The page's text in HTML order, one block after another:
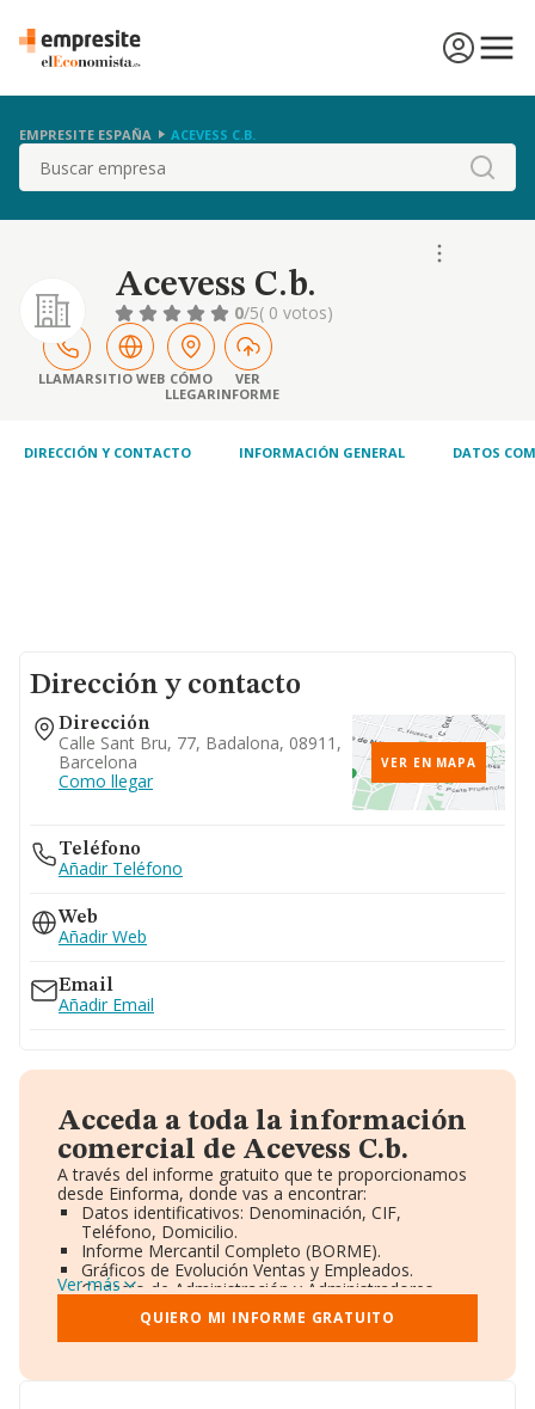
EMPRESITE ESPAÑA ACEVESS C.B.
Buscar
Acevess C.b.
0/5( 0 votos)
LLAMARSITIO WEB CÓMO
LLEGAR
VER
INFORME
DIRECCIÓN Y CONTACTO INFORMACIÓN GENERAL DATOS
Dirección y contacto
Dirección
Calle Sant Bru, 77, Badalona, 08911,
Barcelona
Como llegar
VER EN MAPA
Teléfono
Añadir Teléfono
Web
Añadir Web
Email
Añadir Email
Acceda a toda la información
comercial de Acevess C.b.
A través del informe gratuito que te proporcionamos
desde Einforma, donde vas a encontrar:
Datos identificativos: Denominación, CIF,
Teléfono, Domicilio.
Informe Mercantil Completo (BORME).
Gráficos de Evolución Ventas y Empleados.
Consejo de Administración y Administradores.
Directivos y Ejecutivos.
Accionistas.
Participaciones y Vinculaciones en otras empresas.
Información oficial y registral complementaria.
Ver más
QUIERO MI INFORME GRATUITO